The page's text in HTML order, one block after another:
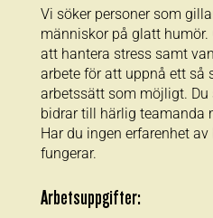
Vi söker personer som
människor på glatt
att hantera stress samt
arbete för att uppnå ett så
arbetssätt som möjligt. Du
bidrar till härlig teamanda
Har du ingen erfarenhet
fungerar.
Arbetsuppgifter: